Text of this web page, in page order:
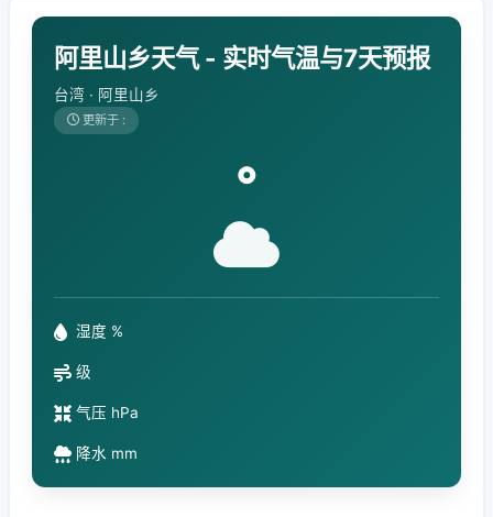
阿里山乡天气 - 实时气温与7天预报
台湾 · 阿里山乡
更新于 :
°
湿度 %
级
气压 hPa
降水 mm